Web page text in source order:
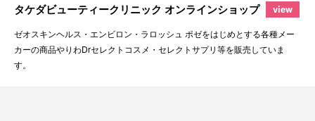
タケダビューティークリニック オンラインショップ view
ゼオスキンヘルス・エンビロン・ラロッシュ ポゼをはじめとする各種メー
カーの商品やりわDrセレクトコスメ・セレクトサプリ等を販売していま
す。